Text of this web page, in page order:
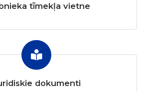
tīmekļa vietne
dokumenti